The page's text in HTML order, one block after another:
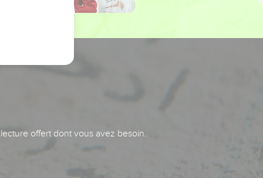
offert dont vous avez besoin.